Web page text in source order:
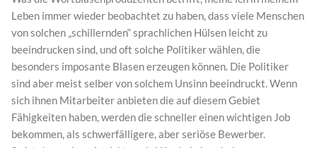
Leben immer wieder beobachtet zu haben, dass viele Menschen
von solchen „schillernden“ sprachlichen Hülsen leicht zu
beeindrucken sind, und oft solche Politiker wählen, die
besonders imposante Blasen erzeugen können. Die Politiker
sind aber meist selber von solchem Unsinn beeindruckt. Wenn
sich ihnen Mitarbeiter anbieten die auf diesem Gebiet
Fähigkeiten haben, werden die schneller einen wichtigen Job
bekommen, als schwerfälligere, aber seriöse Bewerber.